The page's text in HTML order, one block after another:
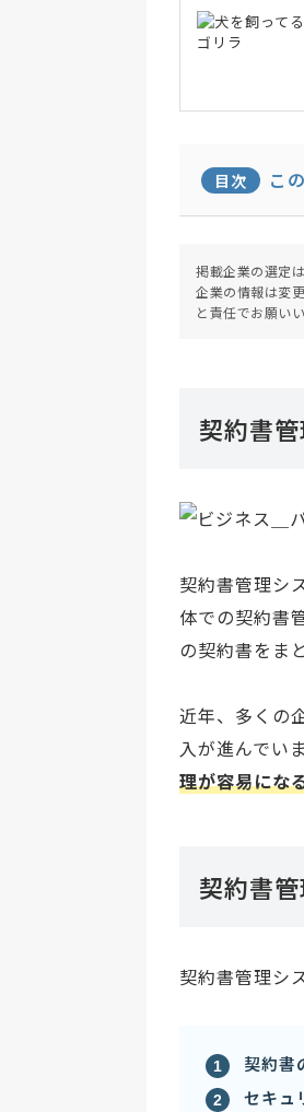
目次 こ
掲載企業の選定
企業の情報は変
と責任でお願い
契約書
契約書管理シ
体での契約書
の契約書をま
近年、多くの
入が進んでいま
理が容易にな
契約書
契約書管理シ
契約書
セキュ